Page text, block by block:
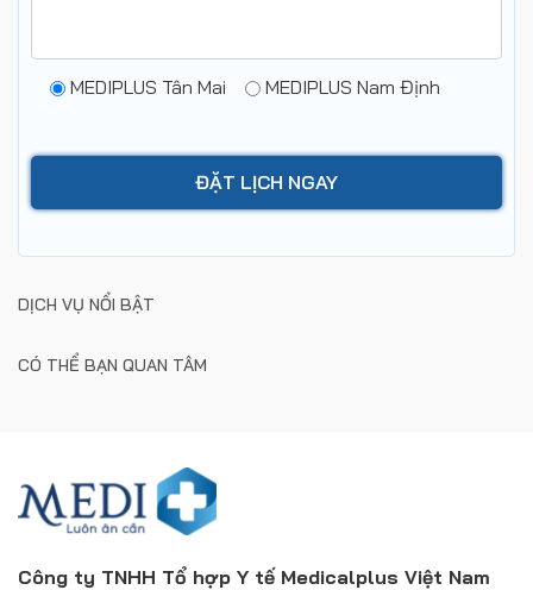
MEDIPLUS Tân Mai MEDIPLUS Nam Định
DỊCH VỤ NỔI BẬT
CÓ THỂ BẠN QUAN TÂM
Công ty TNHH Tổ hợp Y tế Medicalplus Việt Nam